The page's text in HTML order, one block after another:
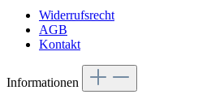
Widerrufsrecht
AGB
Kontakt
Informationen